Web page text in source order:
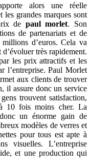
alors une réelle
grandes marques sont
de paul morlet. Son
de partenariats et de
d’euros. Cela va
d’évoluer très rapidement.
les prix attractifs et les
l’entreprise. Paul Morlet
aux clients de trouver
il assure donc un service
trouvent satisfaction,
10 fois moins cher. La
un énorme gain de
modèles de verres et
pour tous est apte à
visuelles. L’entreprise
et une production qui